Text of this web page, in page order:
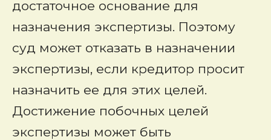
достаточное основание для
назначения экспертизы. Поэтому
суд может отказать в назначении
экспертизы, если кредитор просит
назначить ее для этих целей.
Достижение побочных целей
экспертизы может быть